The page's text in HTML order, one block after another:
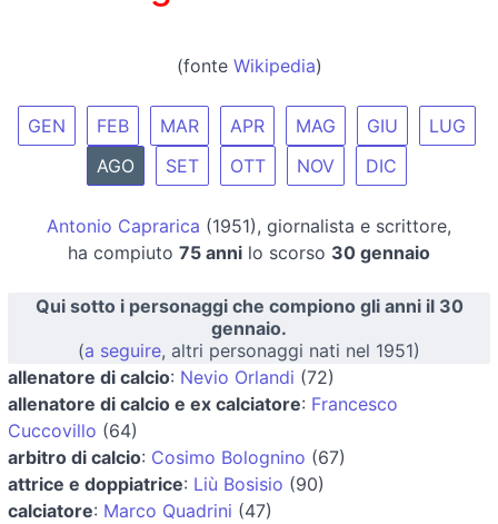
(fonte Wikipedia)
GEN FEB MAR APR MAG GIU
LUG
AGO
SET OTT NOV DIC
Antonio Caprarica (1951), giornalista e scrittore,
ha compiuto 75 anni lo scorso 30 gennaio
Qui sotto i personaggi che compiono gli anni il 30
gennaio.
(a seguire, altri personaggi nati nel 1951)
allenatore di calcio: Nevio Orlandi (72)
allenatore di calcio e ex calciatore: Francesco
Cuccovillo (64)
arbitro di calcio: Cosimo Bolognino (67)
attrice e doppiatrice: Liù Bosisio (90)
calciatore: Marco Quadrini (47)